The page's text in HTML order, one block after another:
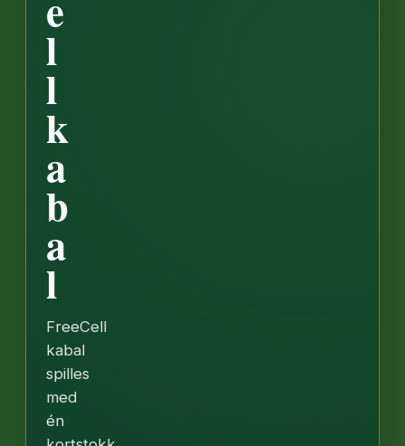
l
l
k
a
b
a
l
FreeCell
kabal
spilles
med
én